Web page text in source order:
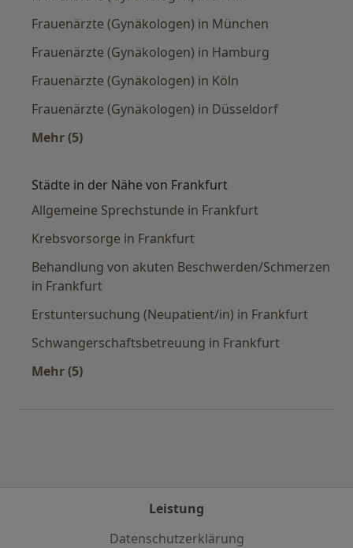
Frauenärzte (Gynäkologen) in München
Frauenärzte (Gynäkologen) in Hamburg
Frauenärzte (Gynäkologen) in Köln
Frauenärzte (Gynäkologen) in Düsseldorf
Mehr (5)
Städte in der Nähe von Frankfurt
Allgemeine Sprechstunde in Frankfurt
Krebsvorsorge in Frankfurt
Behandlung von akuten Beschwerden/Schmerzen
in Frankfurt
Erstuntersuchung (Neupatient/in) in Frankfurt
Schwangerschaftsbetreuung in Frankfurt
Mehr (5)
Leistung
Datenschutzerklärung